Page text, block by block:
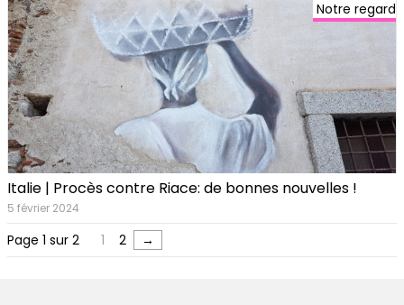
Notre regard
Italie | Procès contre Riace: de bonnes nouvelles !
5 février 2024
Page 1 sur 2 1 2 →